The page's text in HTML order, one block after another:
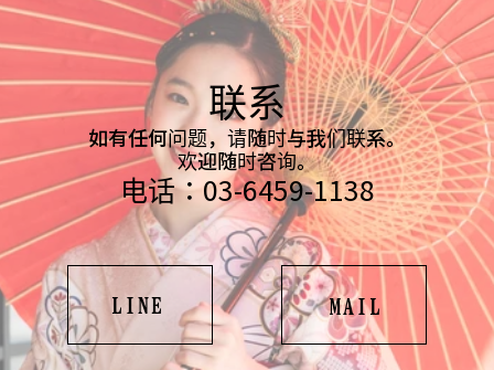
联系
如有任何问题，请随时与我们联系。
欢迎随时咨询。
电话：03-6459-1138
LINE MAIL